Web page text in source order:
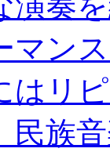
マン
はリ
民族